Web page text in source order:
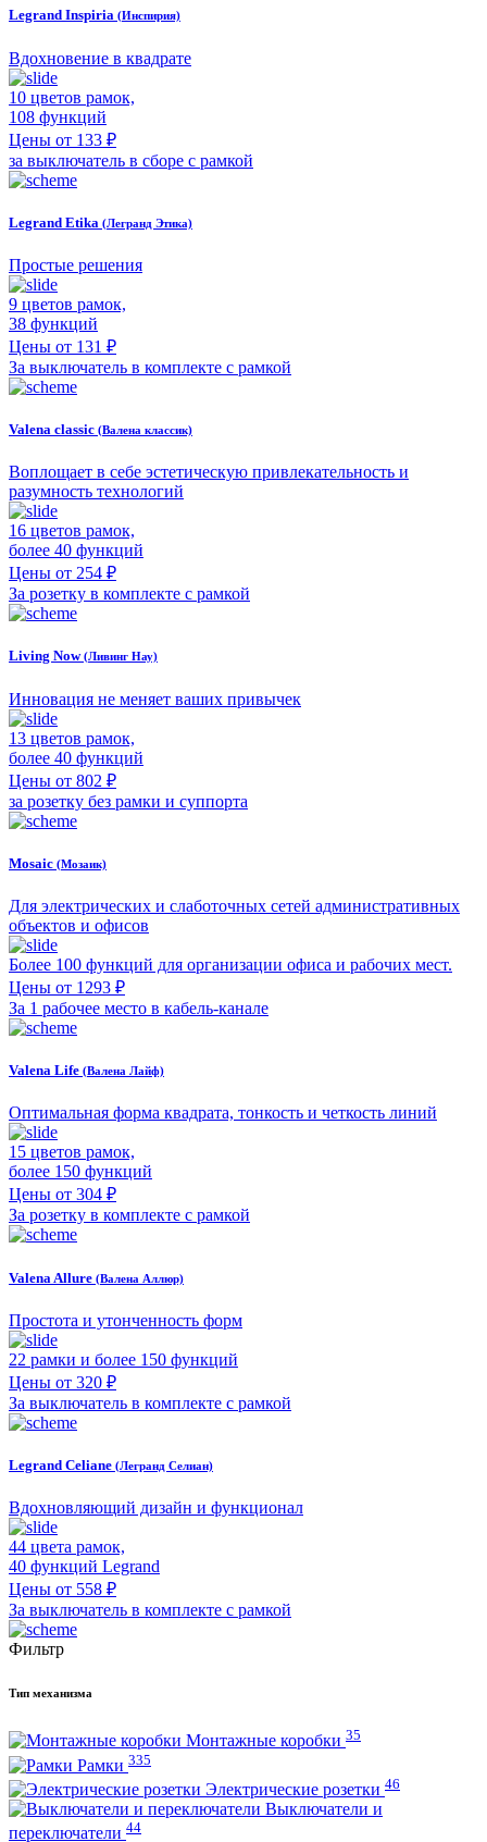
Legrand Inspiria (Инспирия)
Вдохновение в квадрате
10 цветов рамок,
108 функций
Цены от 133 ₽
за выключатель в сборе с рамкой
Legrand Etika (Легранд Этика)
Простые решения
9 цветов рамок,
38 функций
Цены от 131 ₽
За выключатель в комплекте с рамкой
Valena classic (Валена классик)
Воплощает в себе эстетическую привлекательность и
разумность технологий
16 цветов рамок,
более 40 функций
Цены от 254 ₽
За розетку в комплекте с рамкой
Living Now(Ливинг Нау)
Инновация не меняет ваших привычек
13 цветов рамок,
более 40 функций
Цены от 802 ₽
за розетку без рамки и суппорта
Mosaic (Мозаик)
Для электрических и слаботочных сетей административных
объектов и офисов
Более 100 функций для организации офиса и рабочих мест.
Цены от 1293 ₽
За 1 рабочее место в кабель-канале
Valena Life (Валена Лайф)
Оптимальная форма квадрата, тонкость и четкость линий
15 цветов рамок,
более 150 функций
Цены от 304 ₽
За розетку в комплекте с рамкой
Valena Allure (Валена Аллюр)
Простота и утонченность форм
22 рамки и более 150 функций
Цены от 320 ₽
За выключатель в комплекте с рамкой
Legrand Celiane (Легранд Селиан)
Вдохновляющий дизайн и функционал
44 цвета рамок,
40 функций Legrand
Цены от 558 ₽
За выключатель в комплекте с рамкой
Фильтр
Тип механизма
Монтажные коробки 35
Рамки 335
Электрические розетки 46
Выключатели и
переключатели 44